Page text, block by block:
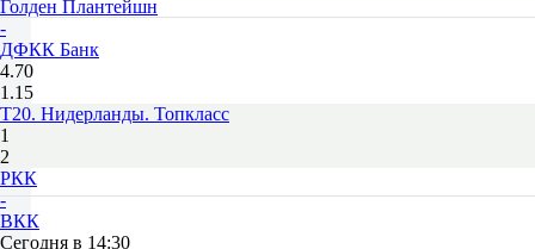
Голден Плантейшн
-
ДФКК Банк
4.70
1.15
T20. Нидерланды. Топкласс
1
2
РКК
-
ВКК
Сегодня в 14:30